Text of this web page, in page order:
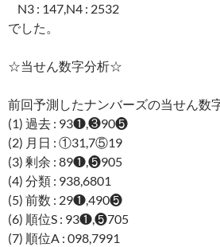
N3 : 147,N4 : 2532
でした。
☆当せん数字分析☆
前回予測したナンバーズの当せん数
(1) 過去 : 93❶,❸90❺
(2) 月日 : ①31,7⑤19
(3) 剰余 : 89❶,❺905
(4) 分類 : 938,6801
(5) 前数 : 29❶,490❺
(6) 順位S : 93❶,❺705
(7) 順位A : 098,7991